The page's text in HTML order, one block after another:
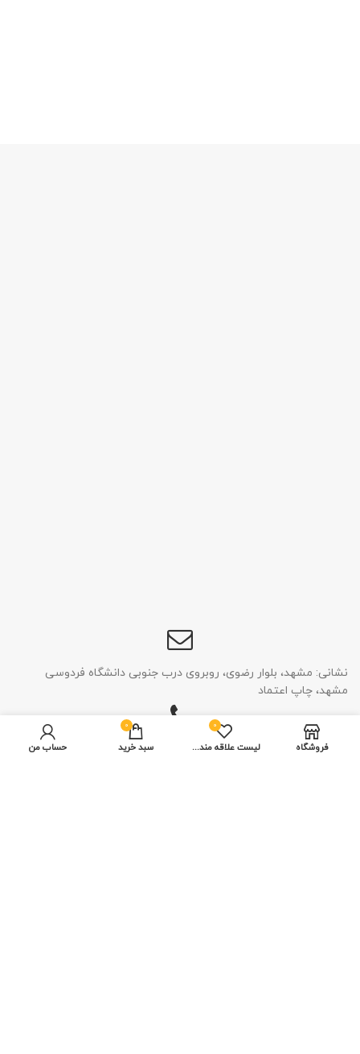
نشانی: مشهد، بلوار رضوی، روبروی درب جنوبی دانشگاه فردوسی
مشهد، چاپ اعتماد
تلفن امور مالی و ثبت سفارش: 09393191226
فروشگاه
0
لیست علاقه مندی ها
0
سبد خرید حساب من